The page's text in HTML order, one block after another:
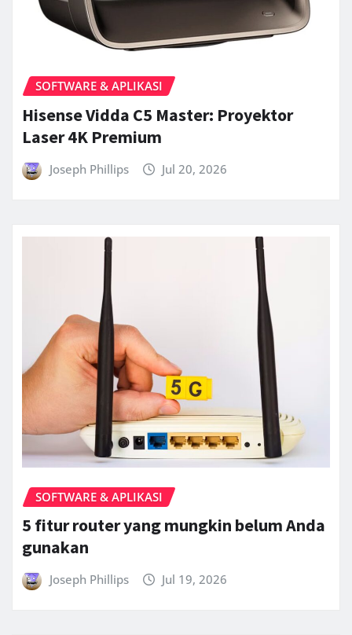
SOFTWARE & APLIKASI
Hisense Vidda C5 Master: Proyektor
Laser 4K Premium
Joseph Phillips Jul 20, 2026
SOFTWARE & APLIKASI
5 fitur router yang mungkin belum Anda
gunakan
Joseph Phillips Jul 19, 2026